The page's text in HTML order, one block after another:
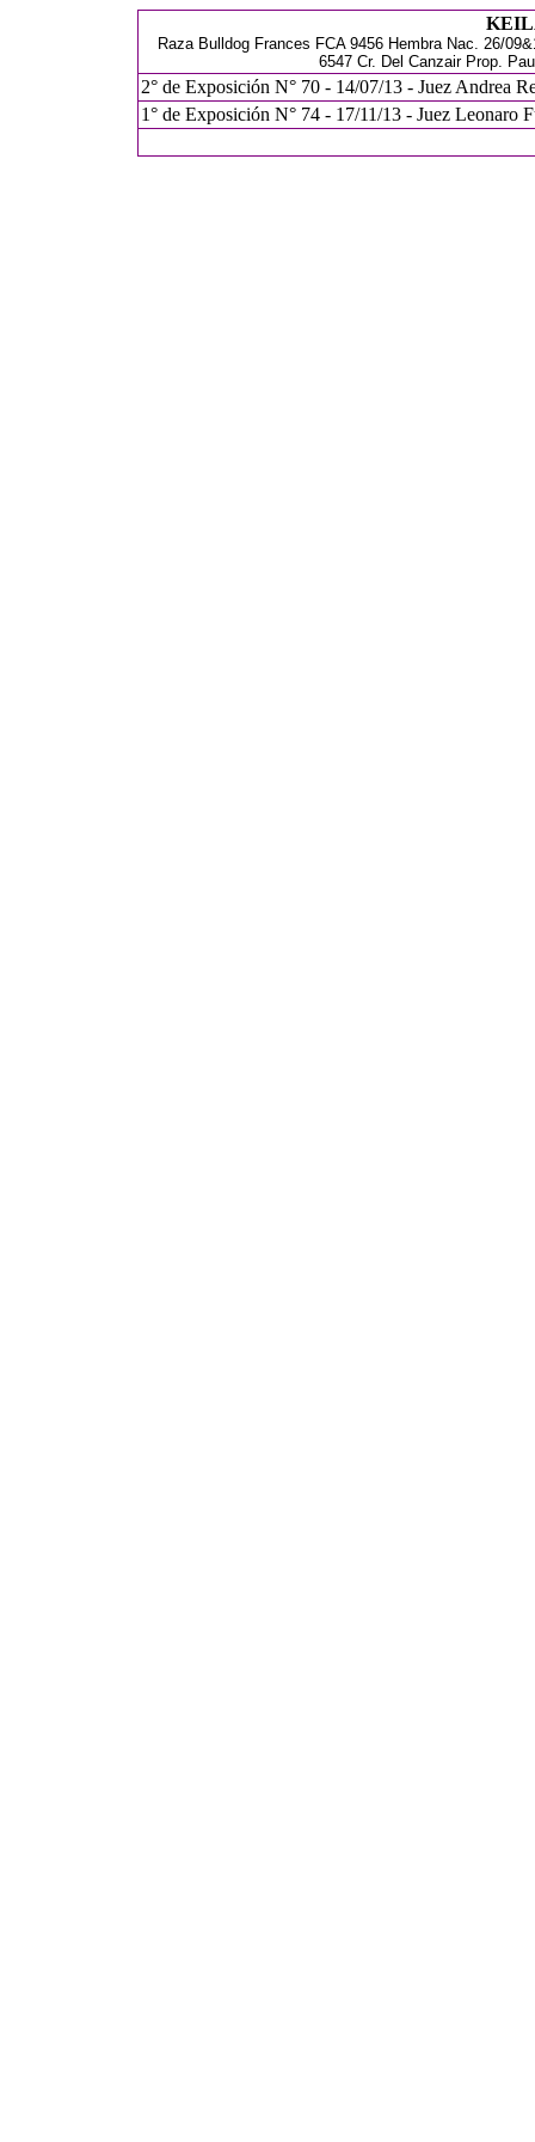
Raza Bulldog Frances FCA 9456 Hembra Nac. 26/
6547 Cr. Del Canzair Prop.
2° de Exposición N° 70 - 14/07/13 - Juez Andrea
1° de Exposición N° 74 - 17/11/13 - Juez Leonaro